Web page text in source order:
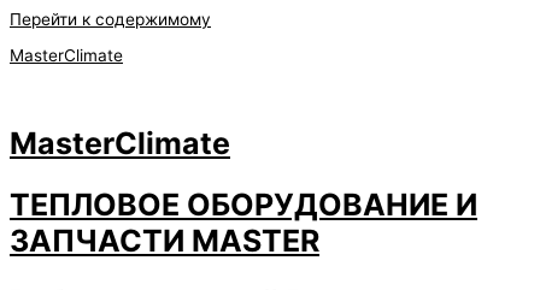
Перейти к содержимому
MasterClimate
MasterClimate
ТЕПЛОВОЕ ОБОРУДОВАНИЕ И
ЗАПЧАСТИ MASTER